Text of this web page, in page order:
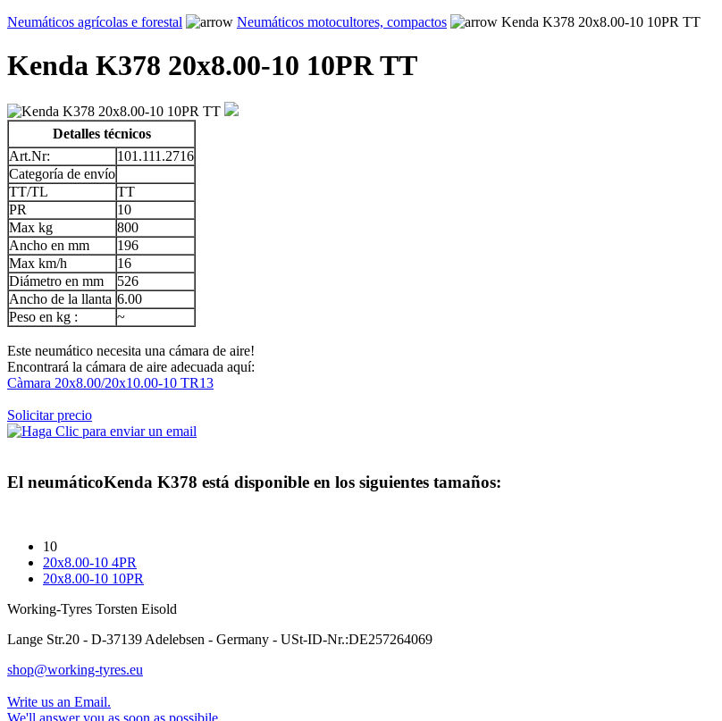
Neumáticos agrícolas e forestal
Neumáticos motocultores, compactos Kenda K378 20x8.00-10 10PR TT
Kenda K378 20x8.00-10 10PR TT
Detalles técnicos
Art.Nr:
101.111.2716
Categoría de envío
TT/TL
TT
PR
10
Max kg
800
Ancho en mm
196
Max km/h
16
Diámetro en mm
526
Ancho de la llanta 6.00
Peso en kg :
~
Este neumático necesita una cámara de aire!
Encontrará la cámara de aire adecuada aquí:
Càmara 20x8.00/20x10.00-10 TR13
Solicitar precio
El neumáticoKenda K378 está disponible en los siguientes tamaños:
10
20x8.00-10 4PR
20x8.00-10 10PR
Working-Tyres Torsten Eisold
Lange Str.20 - D-37139 Adelebsen - Germany - USt-ID-Nr.:DE257264069
shop@working-tyres.eu
Write us an Email.